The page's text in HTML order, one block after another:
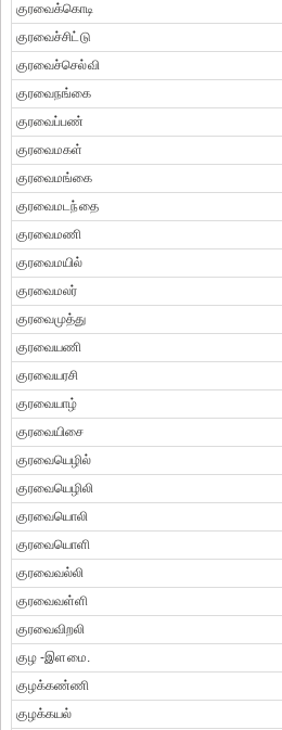
குரவைக்கொடி
குரவைச்சிட்டு
குரவைச்செல்வி
குரவைநங்கை
குரவைப்பண்
குரவைமகள்
குரவைமங்கை
குரவைமடந்தை
குரவைமணி
குரவைமயில்
குரவைமலர்
குரவைமுத்து
குரவையணி
குரவையரசி
குரவையாழ்
குரவையிசை
குரவையெழில்
குரவையெழிலி
குரவையொலி
குரவையொளி
குரவைவல்லி
குரவைவள்ளி
குரவைவிறலி
குழ -இளமை.
குழக்கண்ணி
குழக்கயல்